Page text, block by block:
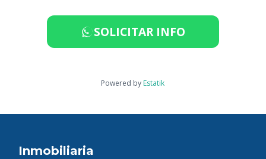
SOLICITAR INFO
Powered by Estatik
Inmobiliaria